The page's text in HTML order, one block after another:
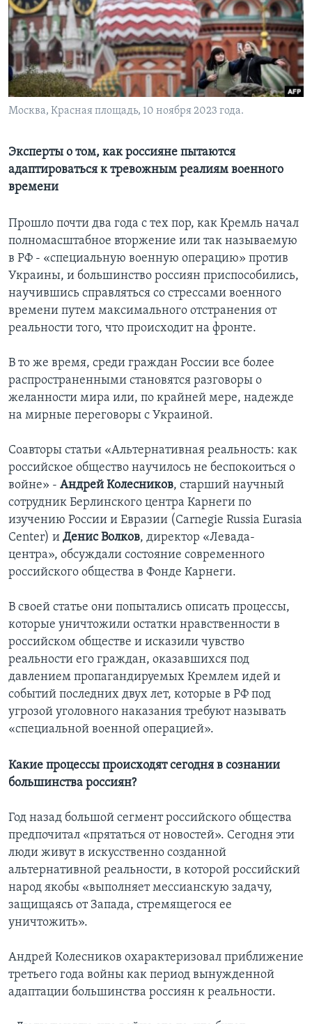
Learning English
СОЦИАЛЬНЫЕ СЕТИ
Москва, Красная площадь, 10 ноября 2023 года.
Эксперты о том, как россияне пытаются
адаптироваться к тревожным реалиям военного
времени
Прошло почти два года с тех пор, как Кремль начал
полномасштабное вторжение или так называемую
в РФ - «специальную военную операцию» против
Украины, и большинство россиян приспособились,
научившись справляться со стрессами военного
времени путем максимального отстранения от
реальности того, что происходит на фронте.
В то же время, среди граждан России все более
распространенными становятся разговоры о
желанности мира или, по крайней мере, надежде
на мирные переговоры с Украиной.
Соавторы статьи «Альтернативная реальность: как
российское общество научилось не беспокоиться о
войне» - Андрей Колесников, старший научный
сотрудник Берлинского центра Карнеги по
изучению России и Евразии (Carnegie Russia Eurasia
Center) и Денис Волков, директор «Левада-
центра», обсуждали состояние современного
российского общества в Фонде Карнеги.
В своей статье они попытались описать процессы,
которые уничтожили остатки нравственности в
российском обществе и исказили чувство
реальности его граждан, оказавшихся под
давлением пропагандируемых Кремлем идей и
событий последних двух лет, которые в РФ под
угрозой уголовного наказания требуют называть
«специальной военной операцией».
Какие процессы происходят сегодня в сознании
большинства россиян?
Год назад большой сегмент российского общества
предпочитал «прятаться от новостей». Сегодня эти
люди живут в искусственно созданной
альтернативной реальности, в которой российский
народ якобы «выполняет мессианскую задачу,
защищаясь от Запада, стремящегося ее
уничтожить».
Андрей Колесников охарактеризовал приближение
третьего года войны как период вынужденной
адаптации большинства россиян к реальности.